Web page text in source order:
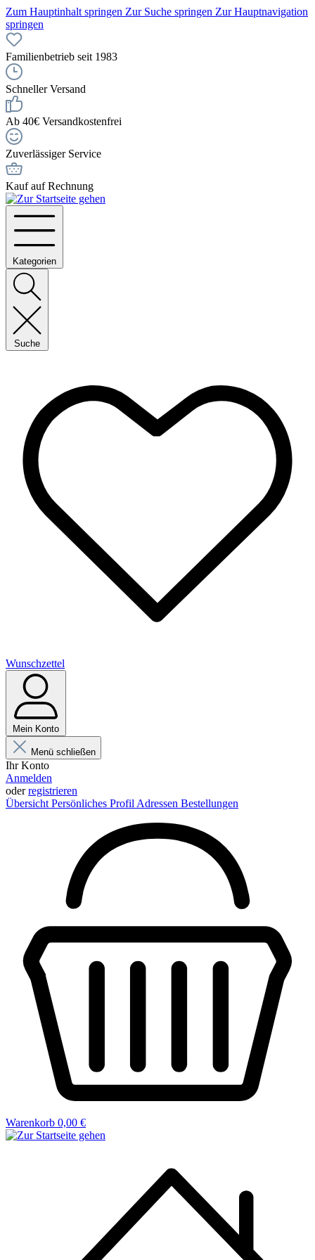
Zum Hauptinhalt springen Zur Suche springen Zur Hauptnavigation
springen
Familienbetrieb seit 1983
Schneller Versand
Ab 40€ Versandkostenfrei
Zuverlässiger Service
Kauf auf Rechnung
Kategorien
Suche
Wunschzettel
Mein Konto
Menü schließen
Ihr Konto
Anmelden
oderregistrieren
Übersicht Persönliches Profil Adressen Bestellungen
Warenkorb 0,00 €